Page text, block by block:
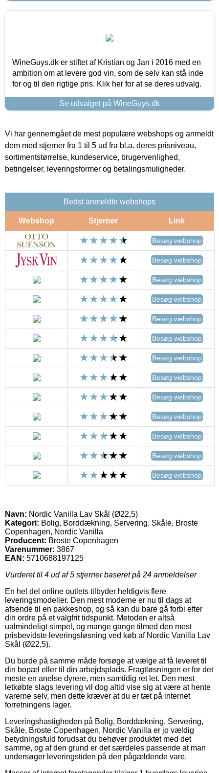
WineGuys.dk er stiftet af Kristian og Jan i 2016 med en
ambition om at levere god vin, som de selv kan stå inde
for og til den rigtige pris. Klik her for at se deres udvalg.
Se udvalget på WineGuys.dk
Vi har gennemgået de mest populære webshops og anmeldt
dem med stjerner fra 1 til 5 ud fra bl.a. deres prisniveau,
sortimentstørrelse, kundeservice, brugervenlighed,
betingelser, leveringsformer og betalingsmuligheder.
Bedst anmeldte webshops
Webshop Stjerner Link
Besøg webshop
Besøg webshop
Besøg webshop
Besøg webshop
Besøg webshop
Besøg webshop
Besøg webshop
Besøg webshop
Besøg webshop
Besøg webshop
Besøg webshop
Besøg webshop
Besøg webshop
Navn: Nordic Vanilla Lav Skål (Ø22,5)
Kategori: Bolig, Borddækning, Servering, Skåle, Broste
Copenhagen, Nordic Vanilla
Producent: Broste Copenhagen
Varenummer: 3867
EAN: 5710688197125
Vurderet til 4 ud af 5 stjerner baseret på 24 anmeldelser
En hel del online outlets tilbyder heldigvis flere
leveringsmodeller. Den mest moderne er nu til dags at
afsende til en pakkeshop, og så kan du bare gå forbi efter
din ordre på et valgfrit tidspunkt. Metoden er altså
ualmindeligt simpel, og mange gange tilmed den mest
prisbevidste leveringsløsning ved køb af Nordic Vanilla Lav
Skål (Ø22,5).
Du burde på samme måde forsøge at vælge at få leveret til
din bopæl eller til din arbejdsplads. Fragtløsningen er for det
meste en anelse dyrere, men samtidig ret let. Den mest
letkøbte slags levering vil dog altid vise sig at være at hente
varerne selv, men dette kræver at du er tæt på internet
forretningens lager.
Leveringshastigheden på Bolig, Borddækning, Servering,
Skåle, Broste Copenhagen, Nordic Vanilla er jo vældig
betydningsfuld forudsat du behøver produktet med det
samme, og af den grund er det særdeles passende at man
undersøger leveringstiden på den pågældende vare.